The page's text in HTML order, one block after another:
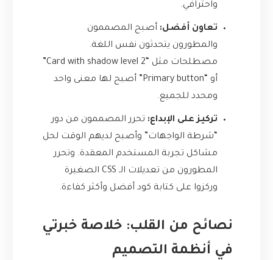
واحترافي.
تعاون أفضل: أصبح المصممون
والمطورون يتحدثون نفس اللغة.
مصطلحات مثل “Card with shadow level 2”
أو “Primary button” أصبح لها معنى واحد
ومحدد للجميع.
تركيز على الإبداع: تحرر المصممون من دور
“شرطة الواجهات” وأصبح لديهم الوقت لحل
مشاكل تجربة المستخدم المعقدة. وتحرر
المطورون من تعديلات الـ CSS الصغيرة
وركزوا على كتابة كود أفضل وأكثر كفاءة.
نصائح من القلب: خلاصة خبرتي
في أنظمة التصميم